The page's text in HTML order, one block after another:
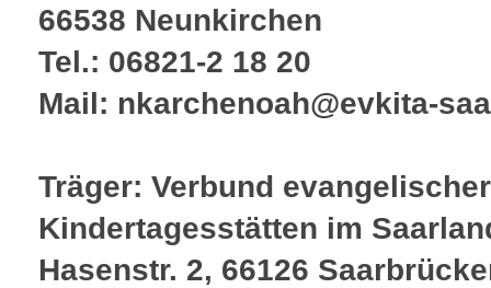
66538 Neunkirchen
Tel.: 06821-2 18 20
Mail: nkarchenoah@evkita-
Träger: Verbund evangelischer
Kindertagesstätten im
Hasenstr. 2, 66126